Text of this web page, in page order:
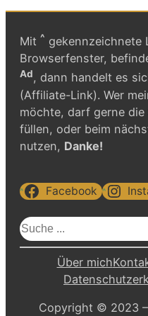
Mit ^ gekennzeichnete
Browserfenster,
Ad, dann handelt es
(Affiliate-Link). Wer
möchte, darf gerne die
füllen, oder beim
nutzen, Danke!
Facebook
S
u
Über mich
Copyright © 2023